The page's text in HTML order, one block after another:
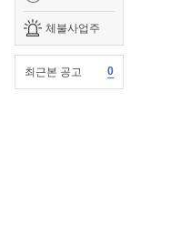
체불사업주
최근본 공고 0